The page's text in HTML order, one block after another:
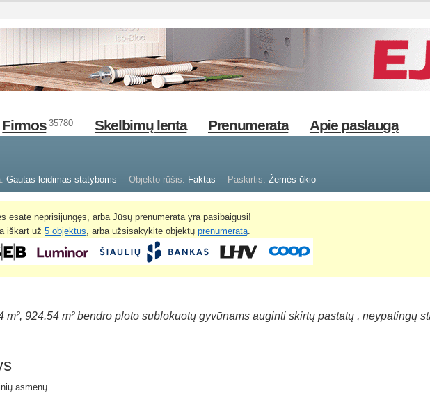
Firmos 35780 Skelbimų lenta Prenumerata Apie paslaugą
Gautas leidimas statyboms Objekto rūšis: Faktas Paskirtis: Žemės ūkio
esate neprisijungęs, arba Jūsų prenumerata yra pasibaigusi!
iškart už5 objektus , arba užsisakykite objektųprenumeratą
924.54 m² bendro ploto sublokuotų gyvūnams auginti skirtų pastatų , neypatingų
asmenų